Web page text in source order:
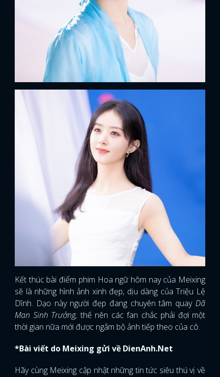
Kết thúc bài điểm phim Hoa ngữ hôm nay của Meixing
sẽ là những hình ảnh xinh đẹp, dịu dàng của Triệu Lệ
Dĩnh. Dạo này người đẹp đang chuyên tâm quay Dã
Man Sinh Trưởng, thế nên các fan chắc phải đợi một
thời gian nữa mới được ngắm bộ ảnh tiếp theo của cô.
*Bài viết do Meixing gửi về DienAnh.Net
Hãy cùng Meixing cập nhật những tin tức siêu thú vị về